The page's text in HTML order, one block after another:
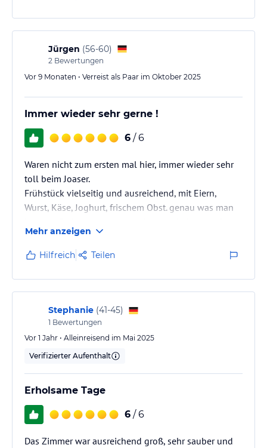
Jürgen (56-60)
2 Bewertungen
Vor 9 Monaten • Verreist als Paar im Oktober 2025
Immer wieder sehr gerne !
6 / 6
Waren nicht zum ersten mal hier, immer wieder sehr
toll beim Joaser.
Frühstück vielseitig und ausreichend, mit Eiern,
Wurst, Käse, Joghurt, frischem Obst. genau was man
für die Fahrräder.
Mehr anzeigen
Hilfreich Teilen
Stephanie (41-45)
1 Bewertungen
Vor 1 Jahr • Alleinreisend im Mai 2025
Verifizierter Aufenthalt
Erholsame Tage
6 / 6
Das Zimmer war ausreichend groß, sehr sauber und